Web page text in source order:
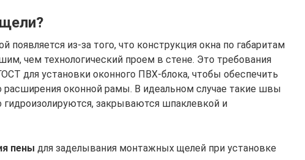
из-за того, что конструкция окна по габаритам
чем технологический проем в стене. Это требования
для установки оконного ПВХ-блока, чтобы обеспечить
расширения оконной рамы. В идеальном случае такие швы
гидроизолируются, закрываются шпаклевкой и
пены для заделывания монтажных щелей при установке